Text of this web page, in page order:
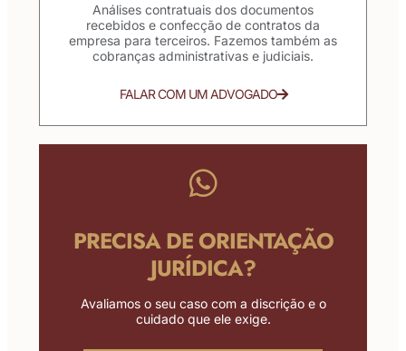
Análises contratuais dos documentos
recebidos e confecção de contratos da
empresa para terceiros. Fazemos também as
cobranças administrativas e judiciais.
FALAR COM UM ADVOGADO
PRECISA DE ORIENTAÇÃO
JURÍDICA?
Avaliamos o seu caso com a discrição e o
cuidado que ele exige.